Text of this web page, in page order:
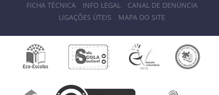
FICHA TÉCNICA
INFO LEGAL
CANAL DE DENÚNCIA
LIGAÇÕES ÚTEIS
MAPA DO SITE